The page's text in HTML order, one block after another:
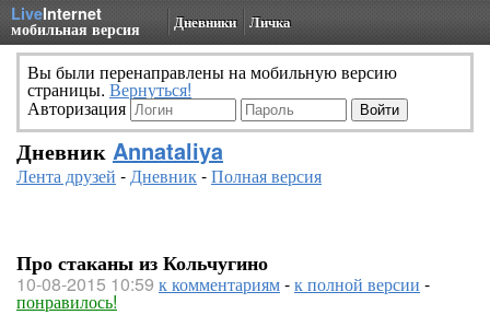
LiveInternet
мобильная версия Дневники Личка
Вы были перенаправлены на мобильную версию
страницы. Вернуться!
Авторизация
Дневник Annataliya
Лента друзей -Дневник-Полная версия
Про стаканы из Кольчугино
10-08-2015 10:59 к комментариям-к полной версии -
понравилось!